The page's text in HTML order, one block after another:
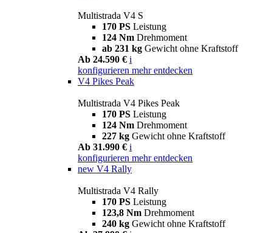
Multistrada V4 S
170 PS Leistung
124 Nm Drehmoment
ab 231 kg Gewicht ohne Kraftstoff
Ab 24.590 € i
konfigurieren mehr entdecken
V4 Pikes Peak
Multistrada V4 Pikes Peak
170 PS Leistung
124 Nm Drehmoment
227 kg Gewicht ohne Kraftstoff
Ab 31.990 € i
konfigurieren mehr entdecken
new V4 Rally
Multistrada V4 Rally
170 PS Leistung
123,8 Nm Drehmoment
240 kg Gewicht ohne Kraftstoff